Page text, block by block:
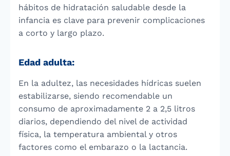
hábitos de hidratación saludable desde la
infancia es clave para prevenir complicaciones
a corto y largo plazo.
Edad adulta:
En la adultez, las necesidades hídricas suelen
estabilizarse, siendo recomendable un
consumo de aproximadamente 2 a 2,5 litros
diarios, dependiendo del nivel de actividad
física, la temperatura ambiental y otros
factores como el embarazo o la lactancia.